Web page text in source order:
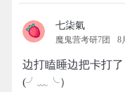
七柒氣
魔鬼营考研7团 8
边打瞌睡边把卡打
(╯﹏╰）